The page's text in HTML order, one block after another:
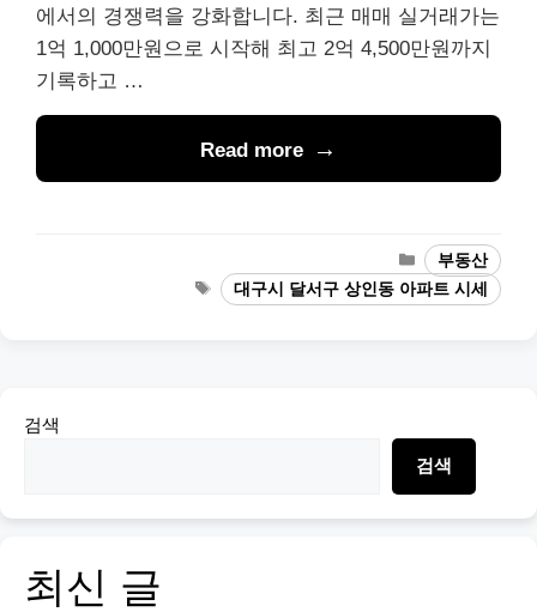
에서의 경쟁력을 강화합니다. 최근 매매 실거래가는
1억 1,000만원으로 시작해 최고 2억 4,500만원까지
기록하고 …
Read more
Categories
부동산
Tags
대구시 달서구 상인동 아파트 시세
검색
검색
최신 글